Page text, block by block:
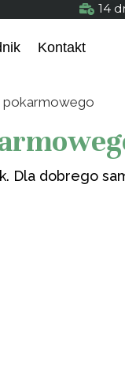
14
Kontakt
Dla dobrego
babka
280 g